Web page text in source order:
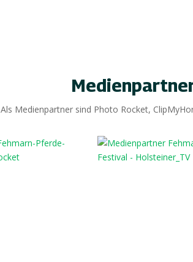
Als Medienpartner sind Photo Rocket,